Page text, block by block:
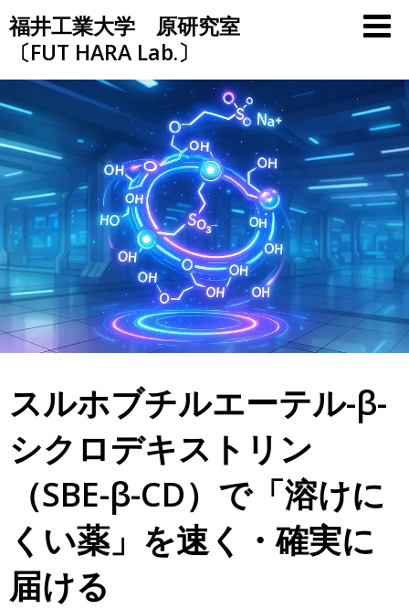
Skip
to
content
福井工業大学 原研究室
〔FUT HARA Lab.〕
スルホブチルエーテル-β-
シクロデキストリン
（SBE-β-CD）で「溶けに
くい薬」を速く・確実に
届ける